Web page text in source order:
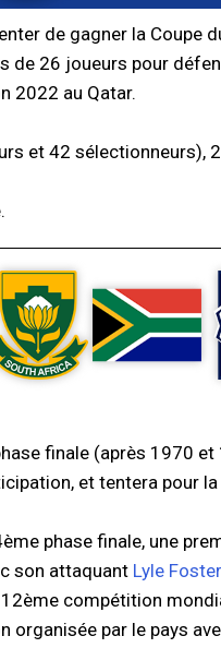
de gagner la Coupe
de 26 joueurs pour
2022 au Qatar.
et 42 sélectionneurs),
finale (après 1970
et tentera pour
phase finale, une
son attaquant Lyle Foster
compétition
organisée par le pays